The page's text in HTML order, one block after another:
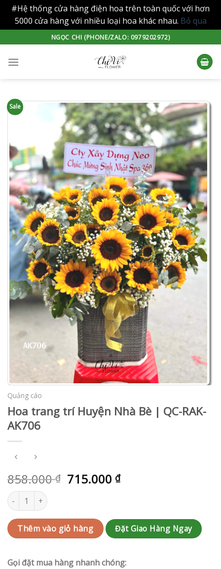
#Hệ thống cửa hàng điện hoa trên toàn quốc với hơn
5000 cửa hàng với nhiều loại hoa khác nhau. Bỏ qua
to
content
NGỌC CHI (PHONE/ZALO: 0979202972)
Sale
Quảng cáo
Hoa trang trí Huyện Nhà Bè | QC-RAK-
AK706
858.000₫ 715.000 ₫
Hoa trang trí Huyện Nhà Bè | QC-RAK-AK706 số lượng
Thêm vào giỏ hàng Đặt Giao Hàng Ngay
Gọi đặt mua hàng nhanh chóng: